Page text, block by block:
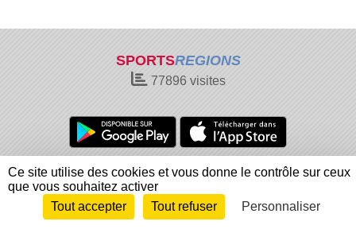
SPORTSREGIONS
77896visites
Charte cookies
Gestion des cookies
Informations légales
Signaler un contenu inapproprié
Envie de participer ?
Connexion
Ce site utilise des cookies et vous donne le contrôle sur ceux
que vous souhaitez activer
Tout accepter
Tout refuser Personnaliser